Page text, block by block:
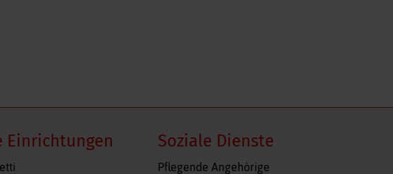
Einrichtungen Soziale Dienste
Navigation
Pflegende Angehörige